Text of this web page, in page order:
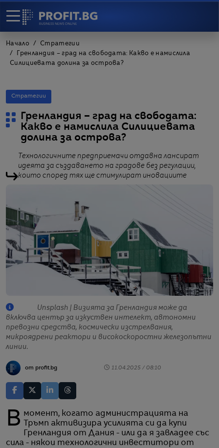
Начало
Стратегии
Гренландия – град на свободата: Какво е намислила
Силициевата долина за острова?
Стратегии
Гренландия – град на свободата:
Какво е намислила Силициевата
долина за острова?
Технологичните предприемачи отдавна лансират
идеята за създаването на градове без регулации,
които според тях ще стимулират иновациите
Unsplash | Визията за Гренландия може да
включва център за изкуствен интелект, автономни
превозни средства, космически изстрелвания,
микроядрени реактори и високоскоростни железопътни
линии.
от profit.bg 11.04.2025 / 08:10
В момент, когато администрацията на
Тръмп активизира усилията си да купи
Гренландия от Дания - или да я завладее със
сила - някои технологични инвеститори от